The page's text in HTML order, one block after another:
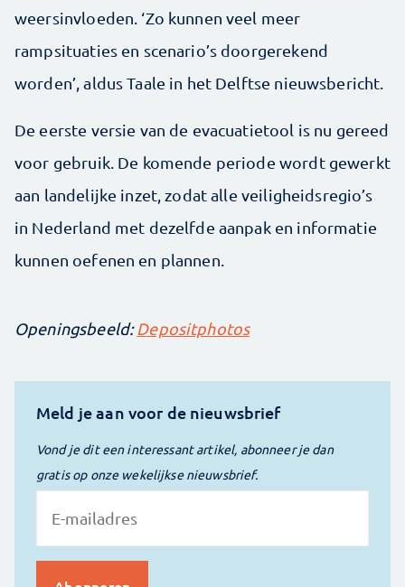
weersinvloeden. ‘Zo kunnen veel meer
rampsituaties en scenario’s doorgerekend
worden’, aldus Taale in het Delftse nieuwsbericht.
De eerste versie van de evacuatietool is nu gereed
voor gebruik. De komende periode wordt gewerkt
aan landelijke inzet, zodat alle veiligheidsregio’s
in Nederland met dezelfde aanpak en informatie
kunnen oefenen en plannen.
Openingsbeeld:Depositphotos
Meld je aan voor de nieuwsbrief
Vond je dit een interessant artikel, abonneer je dan
gratis op onze wekelijkse nieuwsbrief.